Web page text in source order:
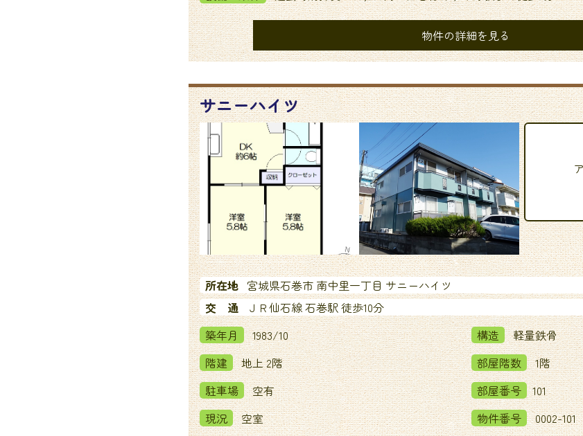
物件の詳細を見る
サニーハイツ
所在地 宮城県石巻市 南中里一丁目 サニーハイツ
交 通
ＪＲ仙石線 石巻駅 徒歩10分
築年月
1983/10 構造
軽量鉄骨
階建
地上 2階 部屋階数
1階
駐車場
空有 部屋番号
101
現況
空室 物件番号 0002-101